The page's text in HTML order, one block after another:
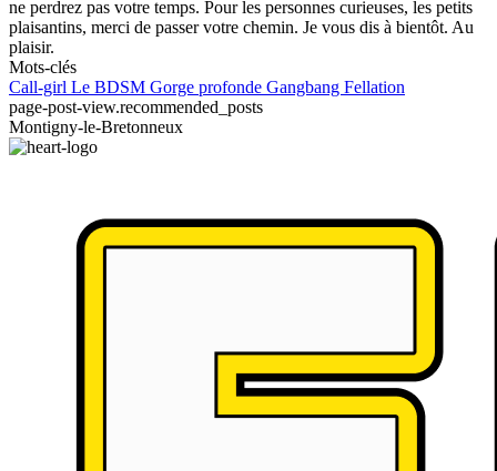
ne perdrez pas votre temps. Pour les personnes curieuses, les petits
plaisantins, merci de passer votre chemin. Je vous dis à bientôt. Au
plaisir.
Mots-clés
Call-girl Le BDSM Gorge profonde Gangbang Fellation
page-post-view.recommended_posts
Montigny-le-Bretonneux